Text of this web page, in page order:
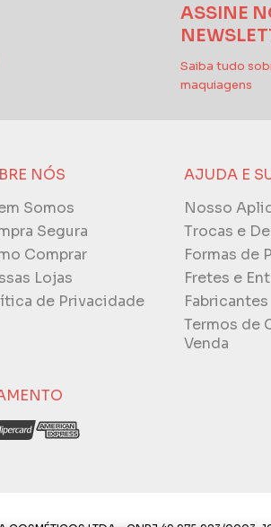
ASSINE
Saiba tudo
maquiagens
NÓS
Somos
Segura
Comprar
Lojas
de Privacidade
AJUDA E
Nosso
Trocas e
Formas de
Fretes e
Fabricantes
Termos de
Venda